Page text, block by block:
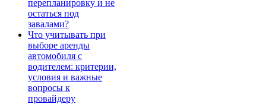
перепланировку и не
остаться под
завалами?
Что учитывать при
выборе аренды
автомобиля с
водителем: критерии,
условия и важные
вопросы к
провайдеру